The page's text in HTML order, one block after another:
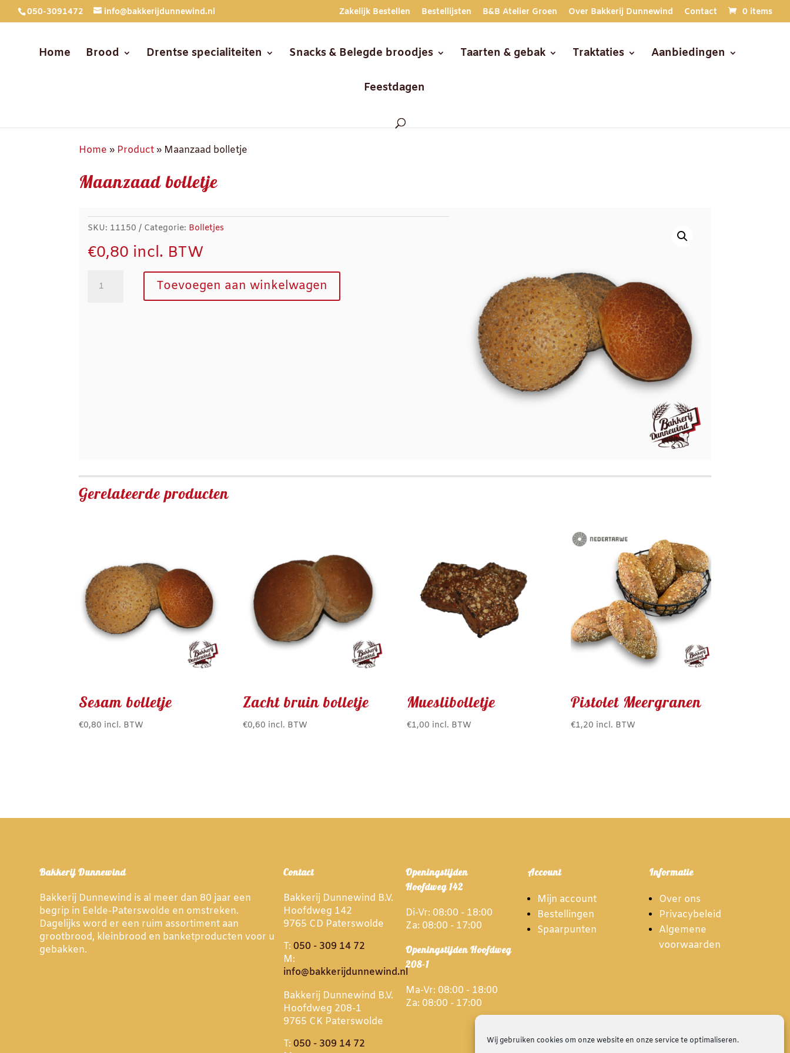
Wij gebruiken cookies om onze website en onze service te optimaliseren.
050-3091472 info@bakkerijdunnewind.nl Zakelijk Bestellen Bestellijsten B&B Atelier Groen Over Bakkerij Dunnewind Contact 0 items
Home Brood Drentse specialiteiten Snacks & Belegde broodjes Taarten & gebak Traktaties Aanbiedingen
Feestdagen
Home » Product » Maanzaad bolletje
Maanzaad bolletje
SKU: 11150 Categorie: Bolletjes
€0,80 incl. BTW
Toevoegen aan winkelwagen
Gerelateerde producten
Sesam bolletje
€0,80 incl. BTW
Zacht bruin bolletje
€0,60 incl. BTW
Mueslibolletje
€1,00 incl. BTW
Pistolet Meergranen
€1,20 incl. BTW
Bakkerij Dunnewind
Bakkerij Dunnewind is al meer dan 80 jaar een
begrip in Eelde-Paterswolde en omstreken.
Dagelijks word er een ruim assortiment aan
grootbrood, kleinbrood en banketproducten voor u
gebakken.
Contact
Bakkerij Dunnewind B.V.
Hoofdweg 142
9765 CD Paterswolde
T:050 - 309 14 72
M:
info@bakkerijdunnewind.nl
Bakkerij Dunnewind B.V.
Hoofdweg 208-1
9765 CK Paterswolde
T:050 - 309 14 72
Openingstijden
Hoofdweg 142
Di-Vr: 08:00 - 18:00
Za: 08:00 - 17:00
Openingstijden Hoofdweg
208-1
Ma-Vr: 08:00 - 18:00
Za: 08:00 - 17:00
Account
Mijn account
Bestellingen
Spaarpunten
Informatie
Over ons
Privacybeleid
Algemene
voorwaarden